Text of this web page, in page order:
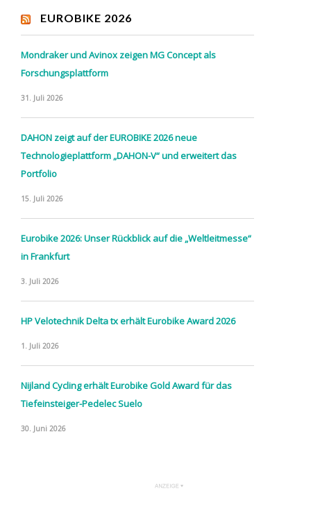
EUROBIKE 2026
Mondraker und Avinox zeigen MG Concept als
Forschungsplattform
31. Juli 2026
DAHON zeigt auf der EUROBIKE 2026 neue
Technologieplattform „DAHON-V“ und erweitert das
Portfolio
15. Juli 2026
Eurobike 2026: Unser Rückblick auf die „Weltleitmesse“
in Frankfurt
3. Juli 2026
HP Velotechnik Delta tx erhält Eurobike Award 2026
1. Juli 2026
Nijland Cycling erhält Eurobike Gold Award für das
Tiefeinsteiger-Pedelec Suelo
30. Juni 2026